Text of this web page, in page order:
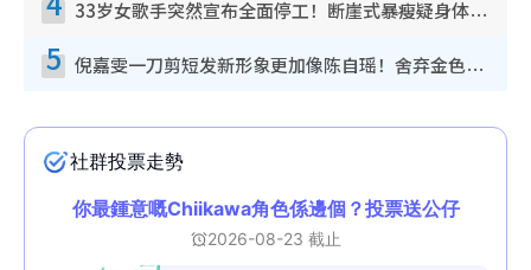
33岁女歌手突然宣布全面停工！断崖式暴瘦疑身体亮红灯！声明曝：将暂时淡出
5 倪嘉雯一刀剪短发新形象更加像陈自瑶！舍弃金色长发造型气质大变超惊喜